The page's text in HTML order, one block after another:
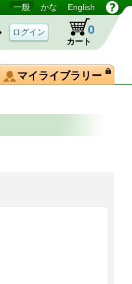
一般 かな English
カート
0
マイライブラリー